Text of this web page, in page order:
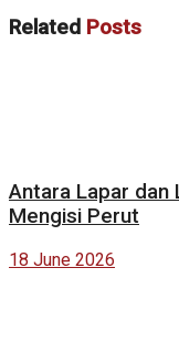
Related Posts
Antara Lapar dan
Mengisi Perut
18 June 2026